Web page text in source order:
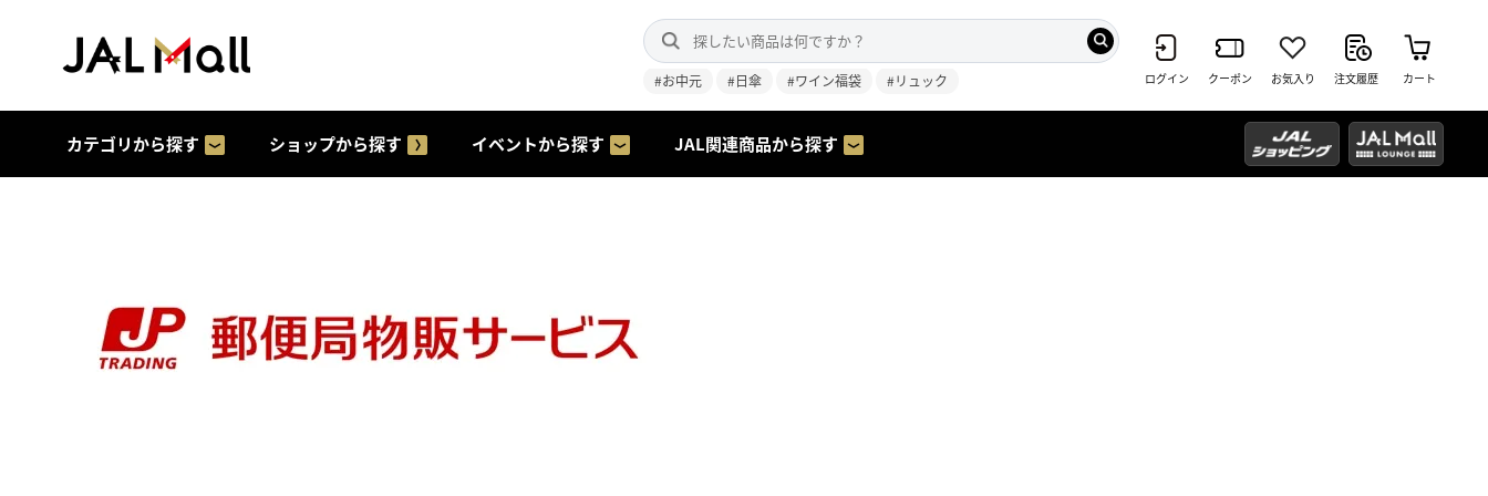
#お中元 #日傘 #ワイン福袋 #リュック ログイン クーポン お気入り 注文履歴 カート
カテゴリから探す ショップから探す イベントから探す JAL関連商品から探す